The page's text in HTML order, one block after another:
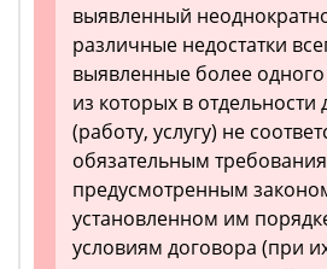
выявленный
различные недостатки
выявленные более
из которых в отдельности
(работу, услугу) не
обязательным
предусмотренным
установленном им
условиям договора (при